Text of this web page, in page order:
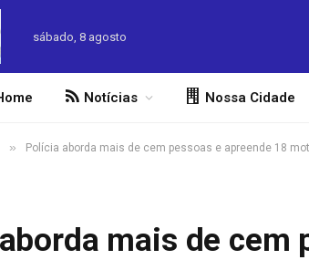
sábado, 8 agosto
Notícias Nossa Cidade
» Polícia aborda mais de cem pessoas e apreende 18
mais de cem